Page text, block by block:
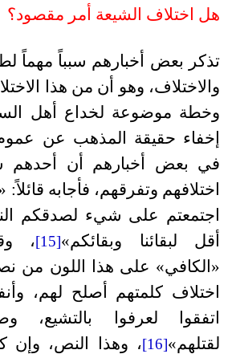
هل اختلاف الشيعة أمر مقصود؟
تذكر بعض أخبارهم سبباً مهماً
والاختلاف، وهو أن من هذا
وخطة موضوعة لخداع أهل
إخفاء حقيقة المذهب عن
في بعض أخبارهم أن أحدهم
اختلافهم وتفرقهم، فأجابه
اجتمعتم على شيء لصدقكم
أقل لبقائنا وبقائكم»[15]
،
«الكافي» على هذا اللون من
اختلاف كلمتهم أصلح لهم،
اتفقوا لعرفوا بالتشيع،
لقتلهم»[16]
، وهذا النص، وإن